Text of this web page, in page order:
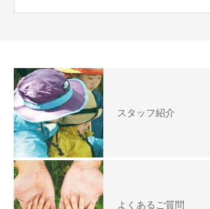
スタッフ紹介
よくあるご質問